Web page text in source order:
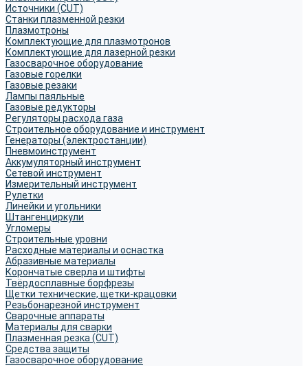
Источники (CUT)
Станки плазменной резки
Плазмотроны
Комплектующие для плазмотронов
Комплектующие для лазерной резки
Газосварочное оборудование
Газовые горелки
Газовые резаки
Лампы паяльные
Газовые редукторы
Регуляторы расхода газа
Строительное оборудование и инструмент
Генераторы (электростанции)
Пневмоинструмент
Аккумуляторный инструмент
Сетевой инструмент
Измерительный инструмент
Рулетки
Линейки и угольники
Штангенциркули
Угломеры
Строительные уровни
Расходные материалы и оснастка
Абразивные материалы
Корончатые сверла и штифты
Твёрдосплавные борфрезы
Щетки технические, щетки-крацовки
Резьбонарезной инструмент
Сварочные аппараты
Материалы для сварки
Плазменная резка (CUT)
Средства защиты
Газосварочное оборудование